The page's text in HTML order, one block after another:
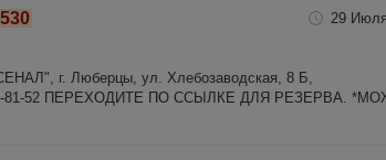
29
г. Люберцы, ул. Хлебозаводская, 8 Б,
81-52 ПЕРЕХОДИТЕ ПО ССЫЛКЕ ДЛЯ РЕЗЕРВА.